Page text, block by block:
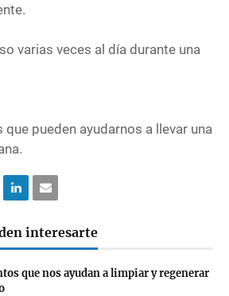
varias veces al día durante una
pueden ayudarnos a llevar una
interesarte
que nos ayudan a limpiar y regenerar